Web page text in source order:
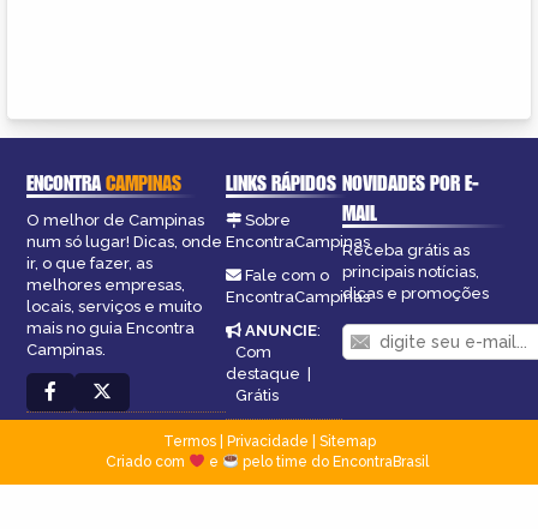
ENCONTRACAMPINAS
O melhor de Campinas
num só lugar! Dicas, onde
ir, o que fazer, as
melhores empresas,
locais, serviços e muito
mais no guia Encontra
Campinas.
LINKS RÁPIDOS
Sobre
EncontraCampinas
Fale com o
EncontraCampinas
ANUNCIE:
Com
destaque |
Grátis
NOVIDADES POR E-
MAIL
Receba grátis as
principais notícias,
dicas e promoções
Termos| Privacidade
Sitemap
Criado com
e pelo time do EncontraBrasil